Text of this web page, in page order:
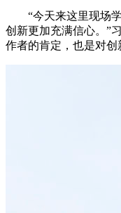
“今天来这里现场
创新更加充满信心。”
作者的肯定，也是对创